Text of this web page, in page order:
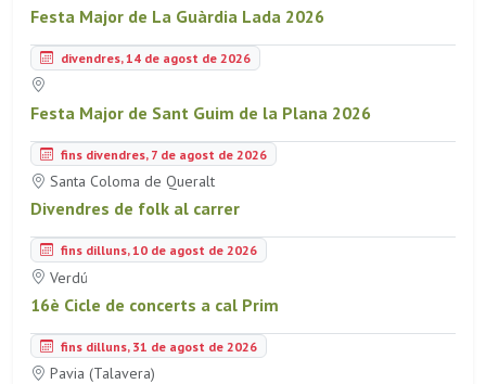
Festa Major de La Guàrdia Lada 2026
divendres, 14 de agost de 2026
Festa Major de Sant Guim de la Plana 2026
fins divendres, 7 de agost de 2026
Santa Coloma de Queralt
Divendres de folk al carrer
fins dilluns, 10 de agost de 2026
Verdú
16è Cicle de concerts a cal Prim
fins dilluns, 31 de agost de 2026
Pavia (Talavera)